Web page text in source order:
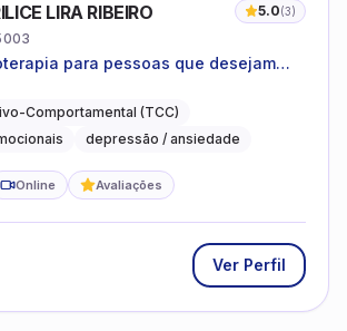
LIRA RIBEIRO 5.0(3)
para pessoas que desejam
do dia a dia
Comportamental (TCC)
depressão / ansiedade
Online Avaliações
Ver Perfil